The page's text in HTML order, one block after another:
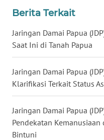
Berita Terkait
Jaringan Damai Papua
Saat Ini di Tanah Papua
Jaringan Damai Papua
Klarifikasi Terkait Status
Jaringan Damai Papua
Pendekatan
Bintuni
WN
KALTARA
WN
WN